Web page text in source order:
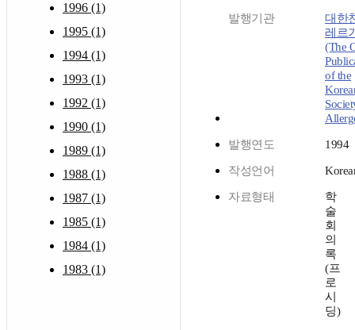
1996 (1)
1995 (1)
1994 (1)
1993 (1)
1992 (1)
1990 (1)
1989 (1)
1988 (1)
1987 (1)
1985 (1)
1984 (1)
1983 (1)
발행기관
대한
레르
(The
of the
발행연도 1994
작성언어
자료형태
학
술
회
의
록
(프
로
시
딩)